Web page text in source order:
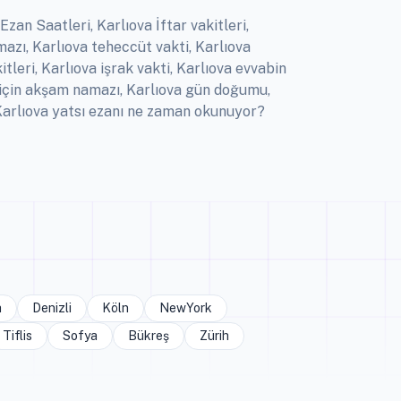
Saatleri, Karlıova İftar vakitleri,
Karlıova teheccüt vakti, Karlıova
Karlıova işrak vakti, Karlıova evvabin
akşam namazı, Karlıova gün doğumu,
yatsı ezanı ne zaman okunuyor?
Denizli Köln
NewYork
Tiflis
Sofya Bükreş Zürih